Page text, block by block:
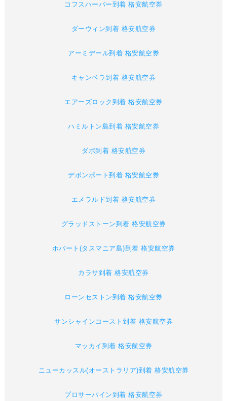
コフスハーバー到着 格安航空券
ダーウィン到着 格安航空券
アーミデール到着 格安航空券
キャンベラ到着 格安航空券
エアーズロック到着 格安航空券
ハミルトン島到着 格安航空券
ダボ到着 格安航空券
デボンポート到着 格安航空券
エメラルド到着 格安航空券
グラッドストーン到着 格安航空券
ホバート(タスマニア島)到着 格安航空券
カラサ到着 格安航空券
ローンセストン到着 格安航空券
サンシャインコースト到着 格安航空券
マッカイ到着 格安航空券
ニューカッスル(オーストラリア)到着 格安航空券
プロサーパイン到着 格安航空券